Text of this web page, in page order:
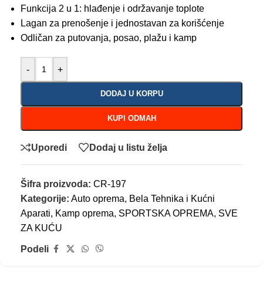
Funkcija 2 u 1: hlađenje i održavanje toplote
Lagan za prenošenje i jednostavan za korišćenje
Odličan za putovanja, posao, plažu i kamp
- +
DODAJ U KORPU
KUPI ODMAH
Uporedi Dodaj u listu želja
Šifra proizvoda: CR-197
Kategorije: Auto oprema, Bela Tehnika i Kućni
Aparati, Kamp oprema, SPORTSKA OPREMA, SVE
ZA KUĆU
Podeli